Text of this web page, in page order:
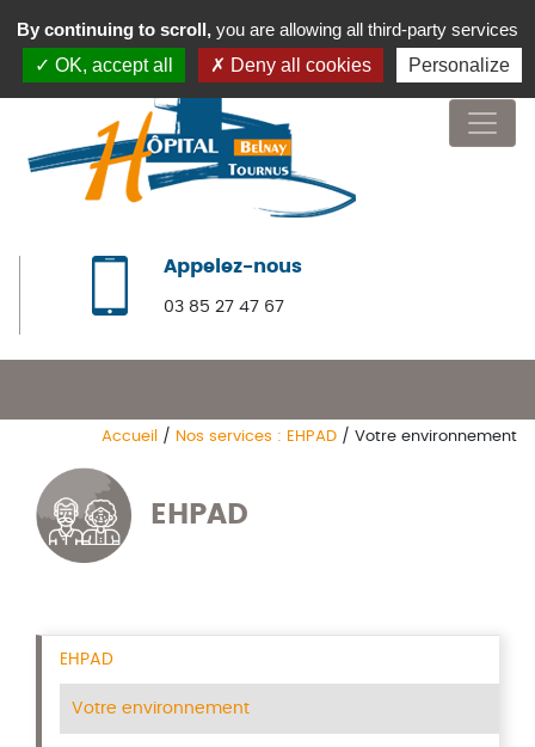
Appelez-nous
03 85 27 47 67
Accueil / Nos services : EHPAD / Votre environnement
EHPAD
EHPAD
Votre environnement
By continuing to scroll, you are allowing all third-party services
OK, accept all
Deny all cookies Personalize